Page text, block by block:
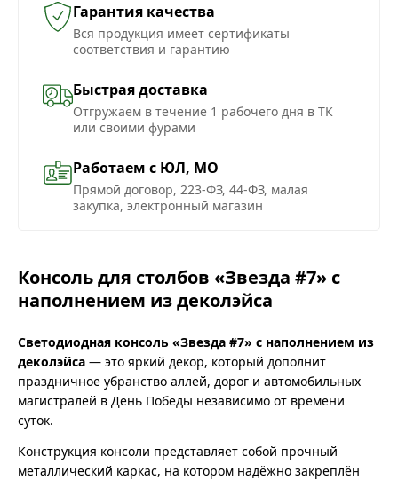
Гарантия качества
Вся продукция имеет сертификаты
соответствия и гарантию
Быстрая доставка
Отгружаем в течение 1 рабочего дня в ТК
или своими фурами
Работаем с ЮЛ, МО
Прямой договор, 223-ФЗ, 44-ФЗ, малая
закупка, электронный магазин
Консоль для столбов «Звезда #7» с
наполнением из деколэйса
Светодиодная консоль «Звезда #7» с наполнением из
деколэйса — это яркий декор, который дополнит
праздничное убранство аллей, дорог и автомобильных
магистралей в День Победы независимо от времени
суток.
Конструкция консоли представляет собой прочный
металлический каркас, на котором надёжно закреплён